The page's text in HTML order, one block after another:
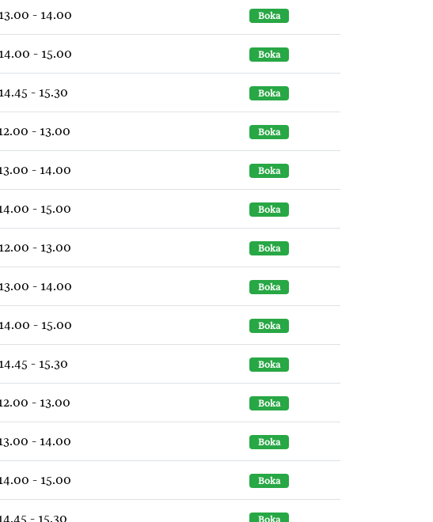
- 14.00 Boka
- 15.00 Boka
- 15.30 Boka
- 13.00 Boka
- 14.00 Boka
- 15.00 Boka
- 13.00 Boka
- 14.00 Boka
- 15.00 Boka
- 15.30 Boka
- 13.00 Boka
- 14.00 Boka
- 15.00 Boka
- 15.30 Boka